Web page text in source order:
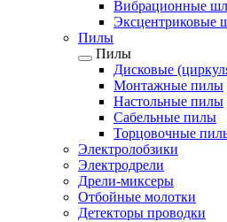
Вибрационные
Пилы
Пилы
Дисковые
Монтажные пилы
Настольные пилы
Сабельные пилы
Торцовочные
Электролобзики
Электродрели
Дрели-миксеры
Отбойные молотки
Детекторы проводки